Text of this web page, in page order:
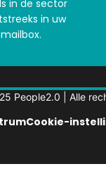
in de sector
in uw
mailbox.
People2.0 | Alle
Cookie-